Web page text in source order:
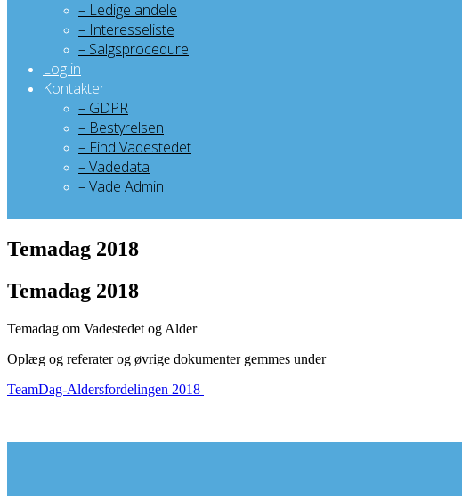
– Ledige andele
– Interesseliste
– Salgsprocedure
Log in
Kontakter
– GDPR
– Bestyrelsen
– Find Vadestedet
– Vadedata
– Vade Admin
Temadag 2018
Temadag 2018
Temadag om Vadestedet og Alder
Oplæg og referater og øvrige dokumenter gemmes under
TeamDag-Aldersfordelingen 2018